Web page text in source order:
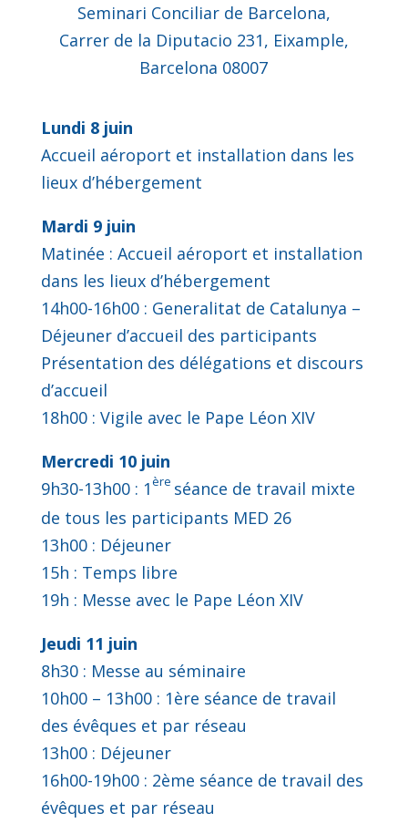
Seminari Conciliar de Barcelona,
Carrer de la Diputacio 231, Eixample,
Barcelona 08007
Lundi 8 juin
Accueil aéroport et installation dans les
lieux d’hébergement
Mardi 9 juin
Matinée : Accueil aéroport et installation
dans les lieux d’hébergement
14h00-16h00 : Generalitat de Catalunya –
Déjeuner d’accueil des participants
Présentation des délégations et discours
d’accueil
18h00 : Vigile avec le Pape Léon XIV
Mercredi 10 juin
9h30-13h00 : 1ère séance de travail mixte
de tous les participants MED 26
13h00 : Déjeuner
15h : Temps libre
19h : Messe avec le Pape Léon XIV
Jeudi 11 juin
8h30 : Messe au séminaire
10h00 – 13h00 : 1ère séance de travail
des évêques et par réseau
13h00 : Déjeuner
16h00-19h00 : 2ème séance de travail des
évêques et par réseau